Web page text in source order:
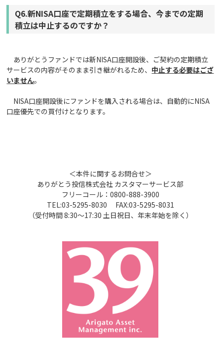
Q6.新NISA口座で定期積立をする場合、今までの定期
積立は中止するのですか？
ありがとうファンドでは新NISA口座開設後、ご契約の定期積立
サービスの内容がそのまま引き継がれるため、 中止する必要はござ
いません。
NISA口座開設後にファンドを購入される場合は、自動的にNISA
口座優先での買付けとなります。
＜本件に関するお問合せ＞
ありがとう投信株式会社 カスタマーサービス部
フリーコール：0800-888-3900
TEL:03-5295-8030 FAX:03-5295-8031
（受付時間 8:30～17:30 土日祝日、年末年始を除く）